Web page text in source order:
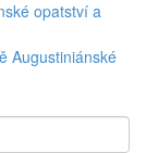
opatství a
Augustiniánské